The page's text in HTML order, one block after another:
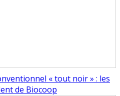
« tout noir » : les
de Biocoop